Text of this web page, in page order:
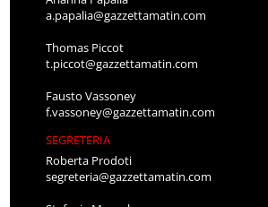
a.papalia@gazzettamatin.com
Thomas Piccot
t.piccot@gazzettamatin.com
Fausto Vassoney
f.vassoney@gazzettamatin.com
SEGRETERIA
Roberta Prodoti
segreteria@gazzettamatin.com